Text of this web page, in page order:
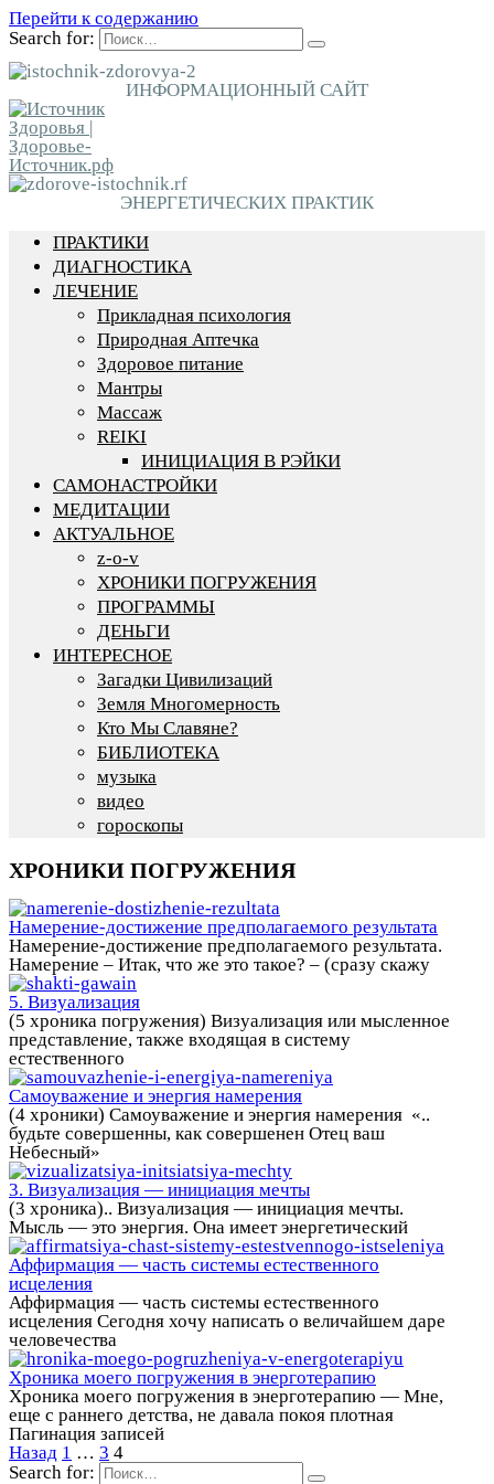
Перейти к содержанию
Search for:
ИНФОРМАЦИОННЫЙ САЙТ
ЭНЕРГЕТИЧЕСКИХ ПРАКТИК
ПРАКТИКИ
ДИАГНОСТИКА
ЛЕЧЕНИЕ
Прикладная психология
Природная Аптечка
Здоровое питание
Мантры
Массаж
REIKI
ИНИЦИАЦИЯ В РЭЙКИ
САМОНАСТРОЙКИ
МЕДИТАЦИИ
АКТУАЛЬНОЕ
z-o-v
ХРОНИКИ ПОГРУЖЕНИЯ
ПРОГРАММЫ
ДЕНЬГИ
ИНТЕРЕСНОЕ
Загадки Цивилизаций
Земля Многомерность
Кто Мы Славяне?
БИБЛИОТЕКА
музыка
видео
гороскопы
ХРОНИКИ ПОГРУЖЕНИЯ
Намерение-достижение предполагаемого результата
Намерение-достижение предполагаемого результата.
Намерение – Итак, что же это такое? – (сразу скажу
5. Визуализация
(5 хроника погружения) Визуализация или мысленное
представление, также входящая в систему
естественного
Самоуважение и энергия намерения
(4 хроники) Самоуважение и энергия намерения «..
будьте совершенны, как совершенен Отец ваш
Небесный»
3. Визуализация — инициация мечты
(3 хроника).. Визуализация — инициация мечты.
Мысль — это энергия. Она имеет энергетический
Аффирмация — часть системы естественного
исцеления
Аффирмация — часть системы естественного
исцеления Сегодня хочу написать о величайшем даре
человечества
Хроника моего погружения в энерготерапию
Хроника моего погружения в энерготерапию — Мне,
еще с раннего детства, не давала покоя плотная
Пагинация записей
Назад 1 … 3 4
Search for: